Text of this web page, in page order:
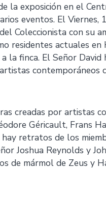
la exposición en el
eventos. El
Coleccionista con su
residentes actuales
la finca. El Señor
contemporáneos
creadas por artistas
Géricault, Frans
retratos de los
Joshua Reynolds y
de mármol de Zeus y